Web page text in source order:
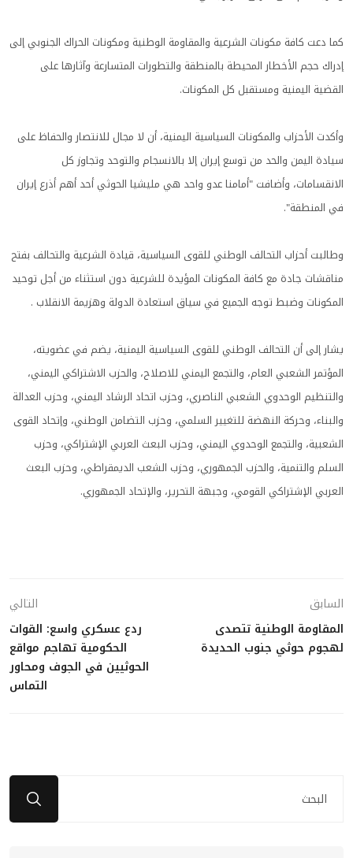
كما دعت كافة مكونات الشرعية والمقاومة الوطنية ومكونات الحراك الجنوبي إلى
إدراك حجم الأخطار المحيطة بالمنطقة والتطورات المتسارعة وآثارها على
القضية اليمنية ومستقبل كل المكونات.
وأكدت الأحزاب والمكونات السياسية اليمنية، أن لا مجال للانتصار والحفاظ على
سيادة اليمن والحد من توسع إيران إلا بالانسجام والتوحد وتجاوز كل
الانقسامات، وأضافت "أمامنا عدو واحد هي مليشيا الحوثي أحد أهم أذرع إيران
في المنطقة".
وطالبت أحزاب التحالف الوطني للقوى السياسية، قيادة الشرعية والتحالف بفتح
مناقشات جادة مع كافة المكونات المؤيدة للشرعية دون استثناء من أجل توحيد
المكونات وضبط توجه الجميع في سياق استعادة الدولة وهزيمة الانقلاب .
يشار إلى أن التحالف الوطني للقوى السياسية اليمنية، يضم في عضويته،
المؤتمر الشعبي العام، والتجمع اليمني للاصلاح، والحزب الاشتراكي اليمني،
والتنظيم الوحدوي الشعبي الناصري، وحزب اتحاد الرشاد اليمني، وحزب العدالة
والبناء، وحركة النهضة للتغيير السلمي، وحزب التضامن الوطني، وإتحاد القوى
الشعبية، والتجمع الوحدوي اليمني، وحزب البعث العربي الإشتراكي، وحزب
السلم والتنمية، والحزب الجمهوري، وحزب الشعب الديمقراطي، وحزب البعث
العربي الإشتراكي القومي، وجبهة التحرير، والإتحاد الجمهوري.
السابق
المقاومة الوطنية تتصدى
لهجوم حوثي جنوب الحديدة
التالي
ردع عسكري واسع: القوات
الحكومية تهاجم مواقع
الحوثيين في الجوف ومحاور
التماس